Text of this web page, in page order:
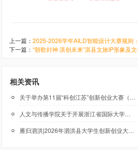
上一篇：
下一篇：
相关资讯
关于举办第11届“科创江苏”创新创业大赛（低空经济领域）的通知
人文与传播学院关于开展浙江省国际大学生创新大赛（2026）参赛报名工作的通知
雁归泗洪|2026年泗洪县大学生创新创业大赛正在报名